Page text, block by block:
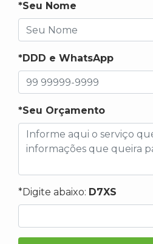
*Seu Nome
*DDD e WhatsApp
*Seu Orçamento
*Digite abaixo: D7XS